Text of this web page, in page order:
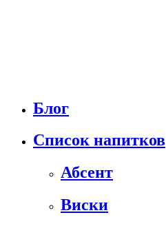
Блог
Список напитков
Абсент
Виски